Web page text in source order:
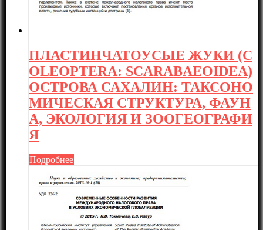
ПЛАСТИНЧАТОУСЫЕ ЖУКИ (C
OLEOPTERA: SCARABAEOIDEA)
ОСТРОВА САХАЛИН: ТАКСОНО
МИЧЕСКАЯ СТРУКТУРА, ФАУН
А, ЭКОЛОГИЯ И ЗООГЕОГРАФИ
Я
Подробнее